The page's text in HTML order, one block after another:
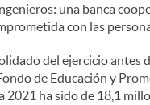
una banca
con las
del ejercicio antes
de Educación y
2021 ha sido de 18,1